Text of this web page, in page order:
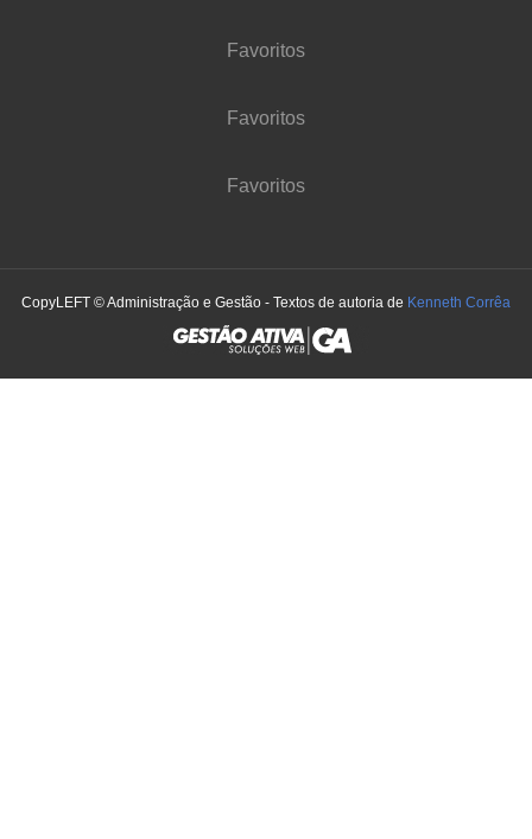
Favoritos
Favoritos
Favoritos
CopyLEFT © Administração e Gestão - Textos de autoria de Kenneth Corrêa